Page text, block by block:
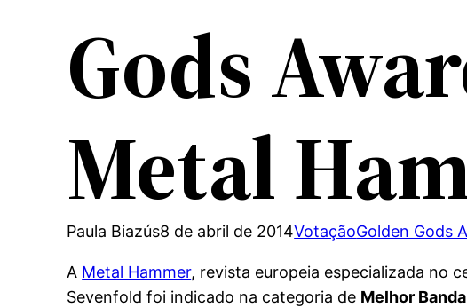
Gods
Metal
Paula Biazús8 de abril de 2014VotaçãoGolden Gods
A Metal Hammer, revista europeia especializada no
Sevenfold foi indicado na categoria de Melhor